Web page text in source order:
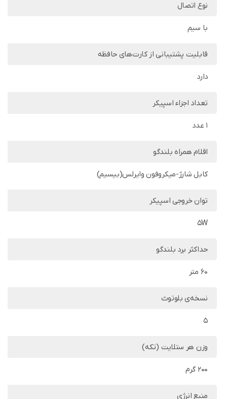
نوع اتصال
با سیم
قابلیت پشتیبانی از کارت‌های حافظه
دارد
تعداد اجزاء اسپیکر
1 عدد
اقلام همراه بلندگو
کابل شارژ-میکروفون وایرلس(بیسیم)
توان خروجی اسپیکر
5W
حداکثر برد بلندگو
60 متر
نسخه‌ی بلوتوث
5
وزن هر ستلایت (تکه)
200 گرم
منبع انرژی